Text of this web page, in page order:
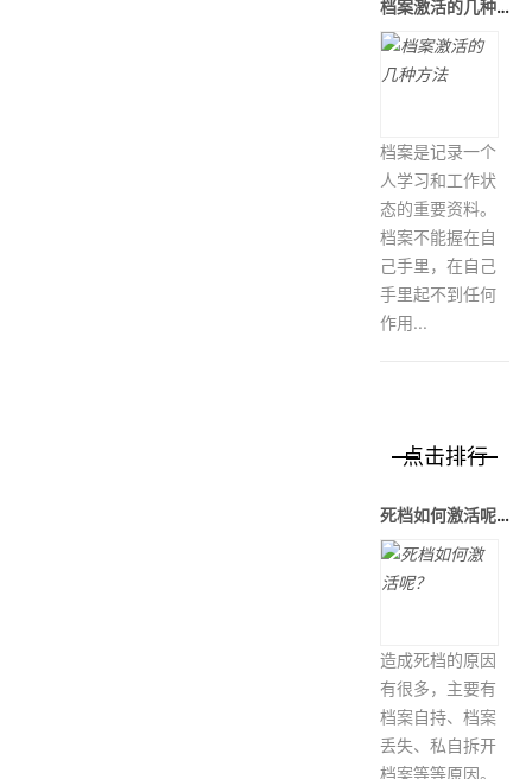
档案激活的几种方法
档案是记录一个
人学习和工作状
态的重要资料。
档案不能握在自
己手里，在自己
手里起不到任何
作用...
点击排行
死档如何激活呢？
造成死档的原因
有很多，主要有
档案自持、档案
丢失、私自拆开
档案等等原因。